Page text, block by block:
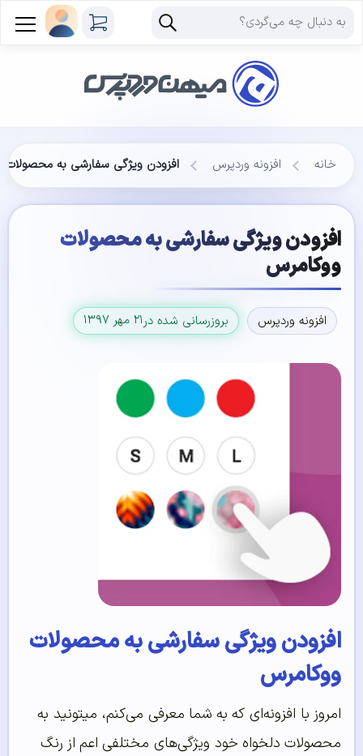
خانه افزونه وردپرس افزودن ویژگی‌ سفارشی به محصولات
افزودن ویژگی‌ سفارشی به محصولات
ووکامرس
افزونه وردپرس بروزرسانی شده در۲۱ مهر ۱۳۹۷
افزودن ویژگی‌ سفارشی به محصولات
ووکامرس
امروز با افزونه‌ای که به شما معرفی می‌کنم، میتونید به
محصولات دلخواه خود ویژگی‌های مختلفی اعم از رنگ